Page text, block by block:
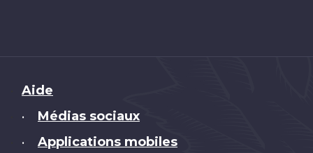
Brand
Aide
• Médias sociaux
• Applications mobiles